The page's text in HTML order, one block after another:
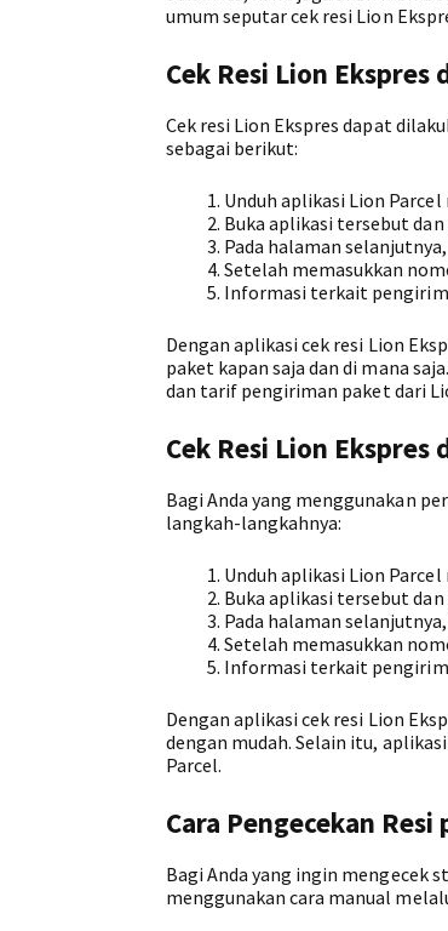
umum seputar cek resi Lion
Cek Resi Lion Ekspres
Cek resi Lion Ekspres dapat
sebagai berikut:
Unduh aplikasi Lion
Buka aplikasi tersebut
Pada halaman
Setelah memasukkan
Informasi terkait
Dengan aplikasi cek resi Lion
paket kapan saja dan di mana
dan tarif pengiriman paket dari
Cek Resi Lion Ekspres
Bagi Anda yang menggunakan
langkah-langkahnya:
Unduh aplikasi Lion
Buka aplikasi tersebut
Pada halaman
Setelah memasukkan
Informasi terkait
Dengan aplikasi cek resi Lion
dengan mudah. Selain itu,
Parcel.
Cara Pengecekan
Bagi Anda yang ingin mengecek
menggunakan cara manual